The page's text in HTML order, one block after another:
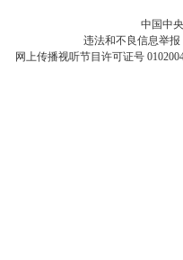
中国中
违法和不良信息举报
网上传播视听节目许可证号